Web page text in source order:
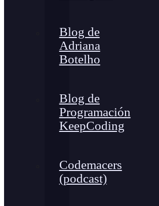
Blog de
Adriana
Botelho
Blog de
Programación
KeepCoding
Codemacers
(podcast)